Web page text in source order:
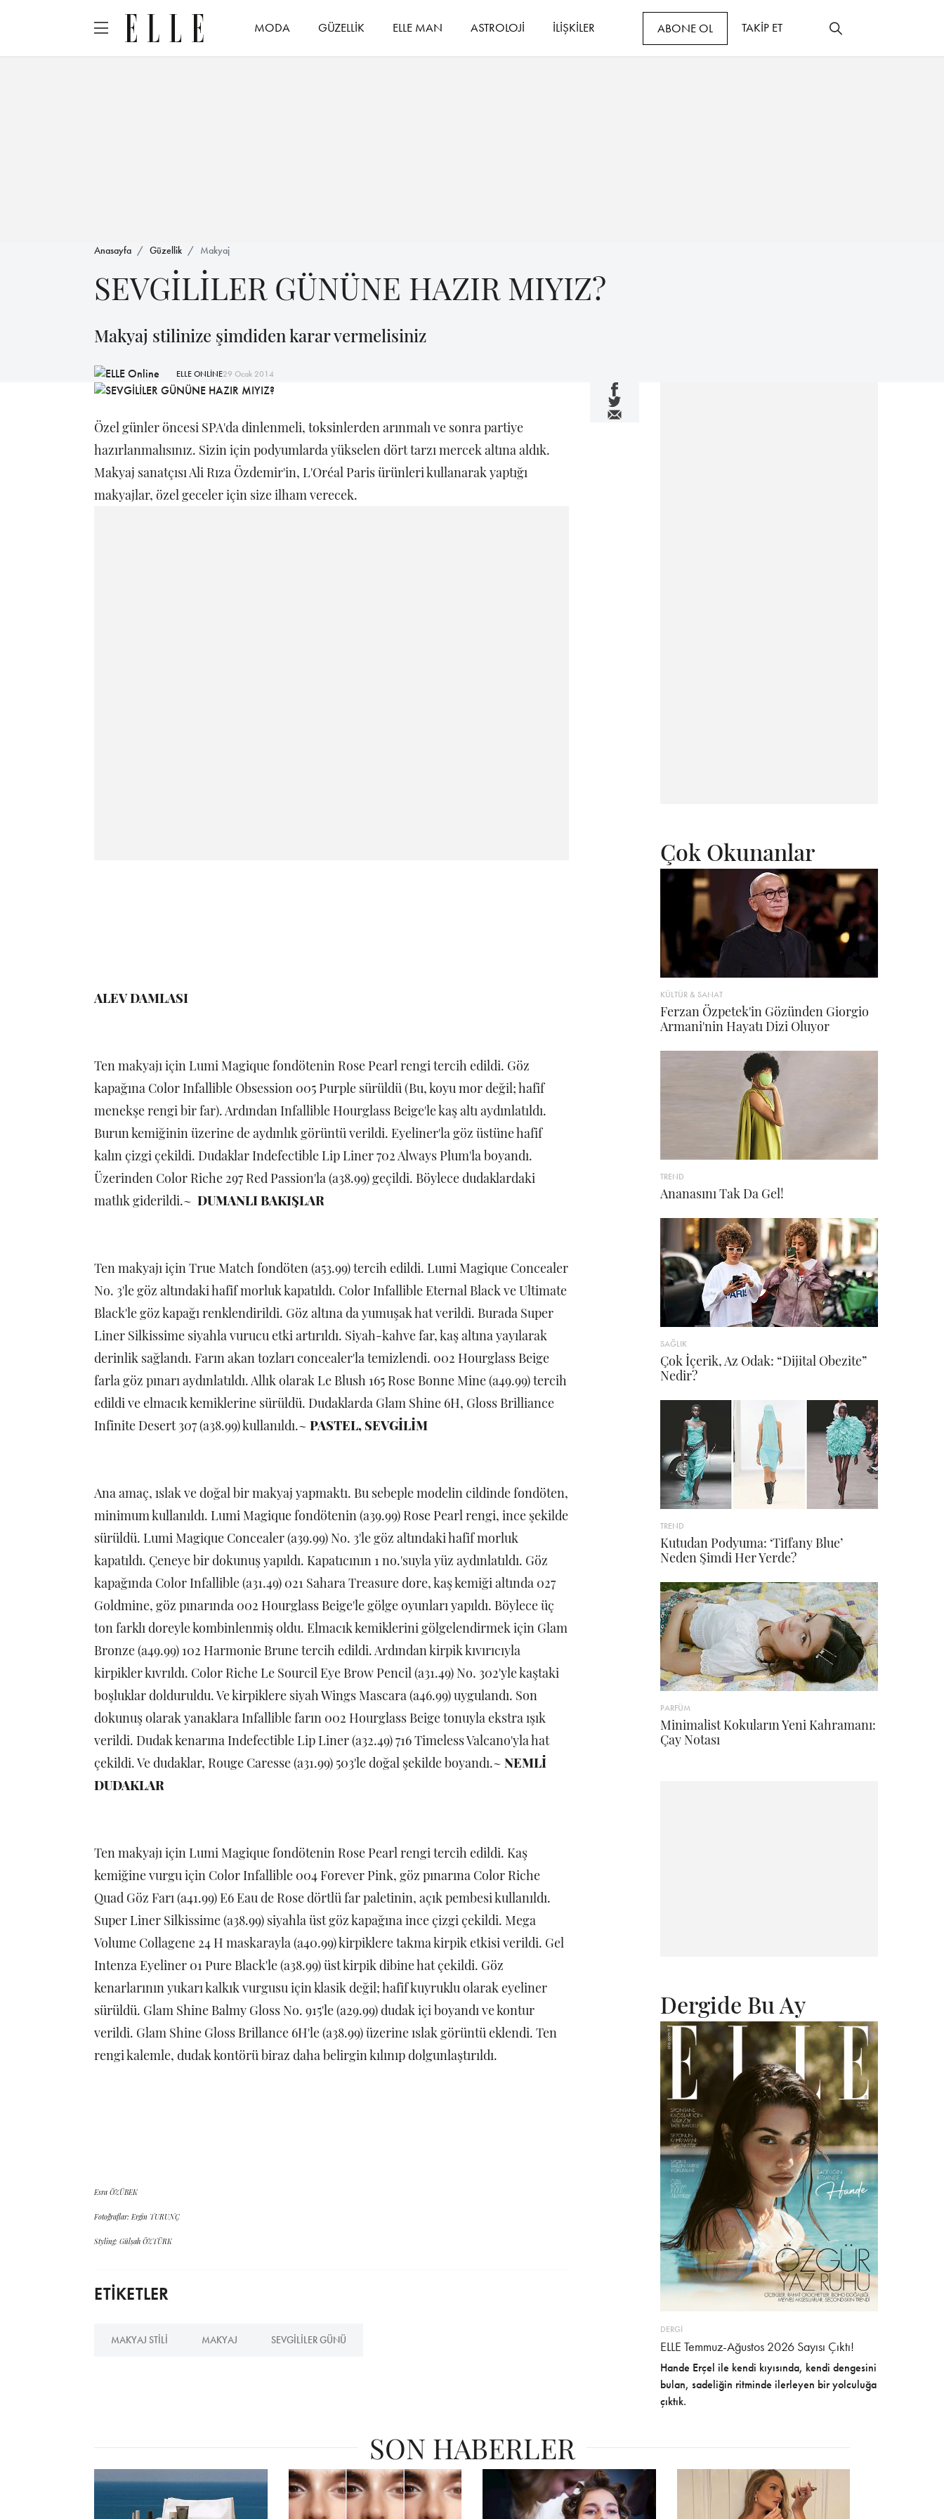
MODA GÜZELLİK ELLE MAN ASTROLOJİ İLİŞKİLER ABONE OL TAKİP ET
Anasayfa Güzellik Makyaj
SEVGİLİLER GÜNÜNE HAZIR MIYIZ?
Makyaj stilinize şimdiden karar vermelisiniz
ELLE ONLİNE29 Ocak 2014
Özel günler öncesi SPA'da dinlenmeli, toksinlerden arınmalı ve sonra partiye
hazırlanmalısınız. Sizin için podyumlarda yükselen dört tarzı mercek altına aldık.
Makyaj sanatçısı Ali Rıza Özdemir'in, L'Oréal Paris ürünleri kullanarak yaptığı
makyajlar, özel geceler için size ilham verecek.
ALEV DAMLASI
Ten makyajı için Lumi Magique fondötenin Rose Pearl rengi tercih edildi. Göz
kapağına Color Infallible Obsession 005 Purple sürüldü (Bu, koyu mor değil; hafif
menekşe rengi bir far). Ardından Infallible Hourglass Beige'le kaş altı aydınlatıldı.
Burun kemiğinin üzerine de aydınlık görüntü verildi. Eyeliner'la göz üstüne hafif
kalın çizgi çekildi. Dudaklar Indefectible Lip Liner 702 Always Plum'la boyandı.
Üzerinden Color Riche 297 Red Passion'la (a38.99) geçildi. Böylece dudaklardaki
matlık giderildi.~ DUMANLI BAKIŞLAR
Ten makyajı için True Match fondöten (a53.99) tercih edildi. Lumi Magique Concealer
No. 3'le göz altındaki hafif morluk kapatıldı. Color Infallible Eternal Black ve Ultimate
Black'le göz kapağı renklendirildi. Göz altına da yumuşak hat verildi. Burada Super
Liner Silkissime siyahla vurucu etki artırıldı. Siyah-kahve far, kaş altına yayılarak
derinlik sağlandı. Farın akan tozları concealer'la temizlendi. 002 Hourglass Beige
farla göz pınarı aydınlatıldı. Allık olarak Le Blush 165 Rose Bonne Mine (a49.99) tercih
edildi ve elmacık kemiklerine sürüldü. Dudaklarda Glam Shine 6H, Gloss Brilliance
Infinite Desert 307 (a38.99) kullanıldı.~ PASTEL, SEVGİLİM
Ana amaç, ıslak ve doğal bir makyaj yapmaktı. Bu sebeple modelin cildinde fondöten,
minimum kullanıldı. Lumi Magique fondötenin (a39.99) Rose Pearl rengi, ince şekilde
sürüldü. Lumi Magique Concealer (a39.99) No. 3'le göz altındaki hafif morluk
kapatıldı. Çeneye bir dokunuş yapıldı. Kapatıcının 1 no.'suyla yüz aydınlatıldı. Göz
kapağında Color Infallible (a31.49) 021 Sahara Treasure dore, kaş kemiği altında 027
Goldmine, göz pınarında 002 Hourglass Beige'le gölge oyunları yapıldı. Böylece üç
ton farklı doreyle kombinlenmiş oldu. Elmacık kemiklerini gölgelendirmek için Glam
Bronze (a49.99) 102 Harmonie Brune tercih edildi. Ardından kirpik kıvırıcıyla
kirpikler kıvrıldı. Color Riche Le Sourcil Eye Brow Pencil (a31.49) No. 302'yle kaştaki
boşluklar dolduruldu. Ve kirpiklere siyah Wings Mascara (a46.99) uygulandı. Son
dokunuş olarak yanaklara Infallible farın 002 Hourglass Beige tonuyla ekstra ışık
verildi. Dudak kenarına Indefectible Lip Liner (a32.49) 716 Timeless Valcano'yla hat
çekildi. Ve dudaklar, Rouge Caresse (a31.99) 503'le doğal şekilde boyandı.~ NEMLİ
DUDAKLAR
Ten makyajı için Lumi Magique fondötenin Rose Pearl rengi tercih edildi. Kaş
kemiğine vurgu için Color Infallible 004 Forever Pink, göz pınarına Color Riche
Quad Göz Farı (a41.99) E6 Eau de Rose dörtlü far paletinin, açık pembesi kullanıldı.
Super Liner Silkissime (a38.99) siyahla üst göz kapağına ince çizgi çekildi. Mega
Volume Collagene 24 H maskarayla (a40.99) kirpiklere takma kirpik etkisi verildi. Gel
Intenza Eyeliner 01 Pure Black'le (a38.99) üst kirpik dibine hat çekildi. Göz
kenarlarının yukarı kalkık vurgusu için klasik değil; hafif kuyruklu olarak eyeliner
sürüldü. Glam Shine Balmy Gloss No. 915'le (a29.99) dudak içi boyandı ve kontur
verildi. Glam Shine Gloss Brillance 6H'le (a38.99) üzerine ıslak görüntü eklendi. Ten
rengi kalemle, dudak kontörü biraz daha belirgin kılınıp dolgunlaştırıldı.
Esra ÖZÜBEK
Fotoğraflar: Ergin TURUNÇ
Styling: Gülşah ÖZTÜRK
ETİKETLER
MAKYAJ STILI MAKYAJ SEVGILILER GÜNÜ
Çok Okunanlar
KÜLTÜR & SANAT
Ferzan Özpetek'in Gözünden Giorgio
Armani'nin Hayatı Dizi Oluyor
TREND
Ananasını Tak Da Gel!
SAĞLIK
Çok İçerik, Az Odak: “Dijital Obezite”
Nedir?
TREND
Kutudan Podyuma: ‘Tiffany Blue’
Neden Şimdi Her Yerde?
PARFÜM
Minimalist Kokuların Yeni Kahramanı:
Çay Notası
Dergide Bu Ay
DERGİ
ELLE Temmuz-Ağustos 2026 Sayısı Çıktı!
Hande Erçel ile kendi kıyısında, kendi dengesini
bulan, sadeliğin ritminde ilerleyen bir yolculuğa
çıktık.
SON HABERLER